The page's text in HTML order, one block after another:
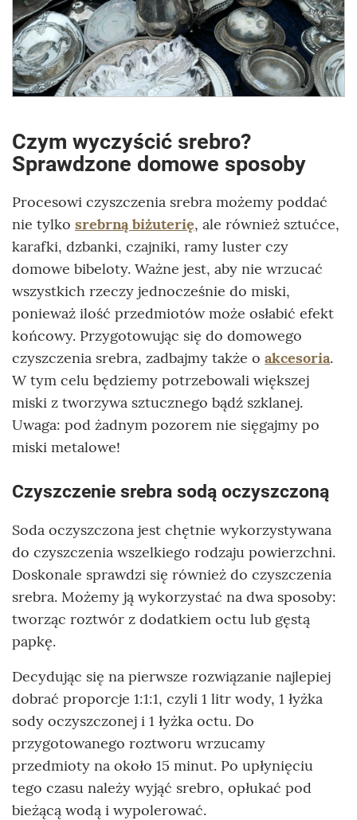
Czym wyczyścić srebro?
Sprawdzone domowe sposoby
Procesowi czyszczenia srebra możemy poddać
nie tylko srebrną biżuterię, ale również sztućce,
karafki, dzbanki, czajniki, ramy luster czy
domowe bibeloty. Ważne jest, aby nie wrzucać
wszystkich rzeczy jednocześnie do miski,
ponieważ ilość przedmiotów może osłabić efekt
końcowy. Przygotowując się do domowego
czyszczenia srebra, zadbajmy także o akcesoria.
W tym celu będziemy potrzebowali większej
miski z tworzywa sztucznego bądź szklanej.
Uwaga: pod żadnym pozorem nie sięgajmy po
miski metalowe!
Czyszczenie srebra sodą oczyszczoną
Soda oczyszczona jest chętnie wykorzystywana
do czyszczenia wszelkiego rodzaju powierzchni.
Doskonale sprawdzi się również do czyszczenia
srebra. Możemy ją wykorzystać na dwa sposoby:
tworząc roztwór z dodatkiem octu lub gęstą
papkę.
Decydując się na pierwsze rozwiązanie najlepiej
dobrać proporcje 1:1:1, czyli 1 litr wody, 1 łyżka
sody oczyszczonej i 1 łyżka octu. Do
przygotowanego roztworu wrzucamy
przedmioty na około 15 minut. Po upłynięciu
tego czasu należy wyjąć srebro, opłukać pod
bieżącą wodą i wypolerować.